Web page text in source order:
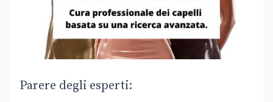
Parere degli esperti: